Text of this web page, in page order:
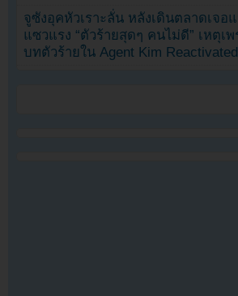
จูซังอุคหัวเราะลั่น หลังเดินตลาดเจอ
แซวแรง “ตัวร้ายสุดๆ คนไม่ดี” เหตุเ
บทตัวร้ายใน Agent Kim Reactivated